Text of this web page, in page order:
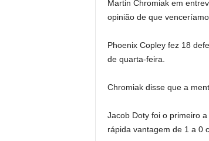
Martin Chromiak em
opinião de que
Phoenix Copley fez 18
de quarta-feira.
Chromiak disse que a
Jacob Doty foi o primeiro
rápida vantagem de 1 a 0